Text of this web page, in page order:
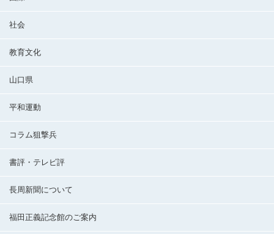
社会
教育文化
山口県
平和運動
コラム狙撃兵
書評・テレビ評
長周新聞について
福田正義記念館のご案内